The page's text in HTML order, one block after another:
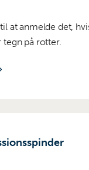
at anmelde det,
på rotter.